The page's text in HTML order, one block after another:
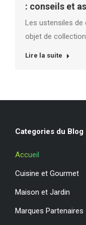
: conseils et
Les ustensiles de
objet de
Lire la suite
Categories du Blog
Accueil
Cuisine et Gourmet
Maison et Jardin
Marques Partenaires